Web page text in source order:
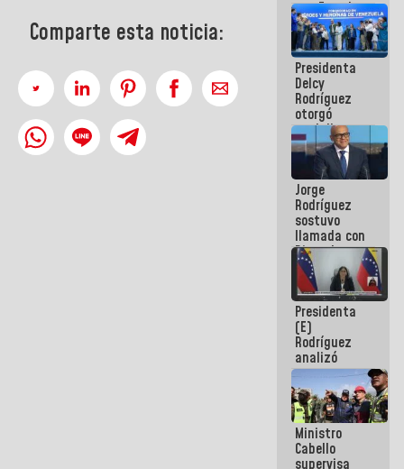
Comparte esta noticia:
con Estado
Mayor
Eléctrico
para
abordar
planes de
acción
Presidenta
Delcy
Rodríguez
otorgó
medalla
"Héroe de
Venezuela"
a servidores
públicos
Jorge
Rodríguez
sostuvo
llamada con
Dinorah
Figuera y
acuerdan
primer
encuentro
presencial
para el
diálogo
Presidenta
(E)
Rodríguez
analizó
junto a
gobernadores
planes de
recuperación
del Sistema
Eléctrico
Ministro
Cabello
supervisa